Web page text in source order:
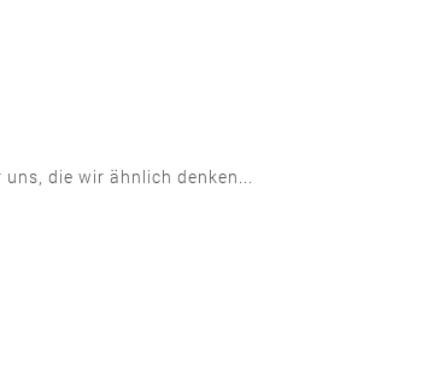
die wir ähnlich denken...